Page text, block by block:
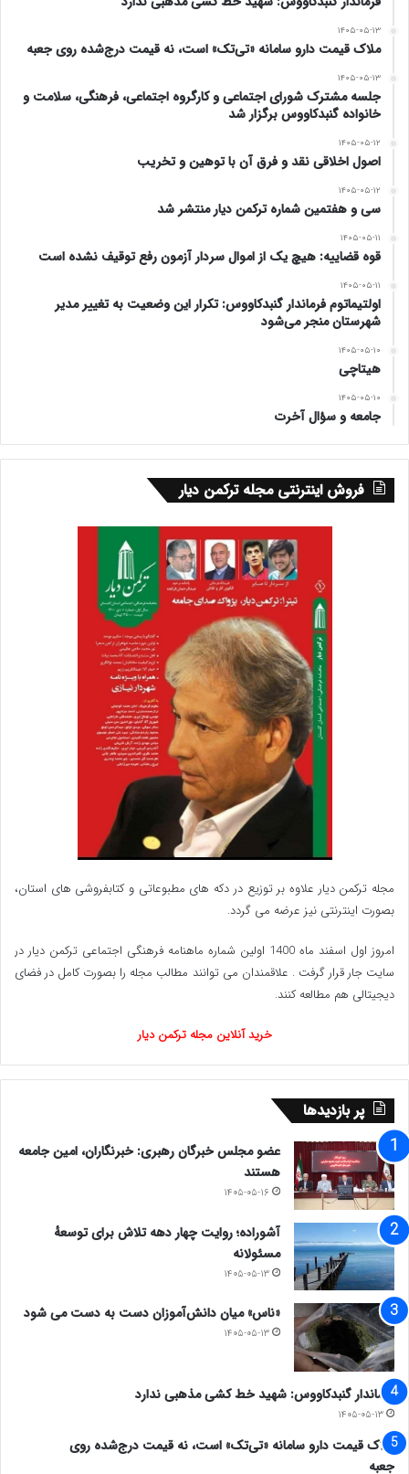
۱۴۰۵-۰۵-۱۳
ملاک قیمت دارو سامانه «تی‌تک» است، نه قیمت درج‌شده روی جعبه
۱۴۰۵-۰۵-۱۳
جلسه مشترک شورای اجتماعی و کارگروه اجتماعی، فرهنگی، سلامت و
خانواده گنبدکاووس برگزار شد
۱۴۰۵-۰۵-۱۲
اصول اخلاقی نقد و فرق آن با توهین و تخریب
۱۴۰۵-۰۵-۱۲
سی و هفتمین شماره ترکمن دیار منتشر شد
۱۴۰۵-۰۵-۱۱
قوه قضاییه: هیچ یک از اموال سردار آزمون رفع توقیف نشده است
۱۴۰۵-۰۵-۱۱
اولتیماتوم فرماندار گنبدکاووس: تکرار این وضعیت به تغییر مدیر
شهرستان منجر می‌شود
۱۴۰۵-۰۵-۱۰
هیتاچی
۱۴۰۵-۰۵-۱۰
جامعه و سؤال آخرت
فروش اینترنتی مجله ترکمن دیار
مجله ترکمن دیار علاوه بر توزیع در دکه های مطبوعاتی و کتابفروشی های استان،
بصورت اینترنتی نیز عرضه می گردد.‌
امروز اول اسفند ماه 1400 اولین شماره ماهنامه فرهنگی اجتماعی ترکمن دیار در
سایت جار قرار گرفت . علاقمندان می توانند مطالب مجله را بصورت کامل در فضای
دیجیتالی هم مطالعه کنند.
خرید آنلاین مجله ترکمن دیار
پر بازدیدها
عضو مجلس خبرگان رهبری: خبرنگاران، امین جامعه
هستند
۱۴۰۵-۰۵-۱۶
آشوراده؛ روایت چهار دهه تلاش برای توسعهٔ
مسئولانه
۱۴۰۵-۰۵-۱۳
«ناس» میان دانش‌آموزان دست به دست می شود
۱۴۰۵-۰۵-۱۳
فرماندار گنبدکاووس: شهید خط کشی مذهبی ندارد
۱۴۰۵-۰۵-۱۳
ملاک قیمت دارو سامانه «تی‌تک» است، نه قیمت درج‌شده روی
جعبه